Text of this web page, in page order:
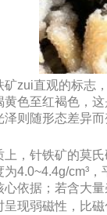
矿zui直观的标志
黄色至红褐色，
泽则随形态差异
上，针铁矿的莫
为4.0~4.4g/cm³
心依据；若含大
呈现弱磁性，比